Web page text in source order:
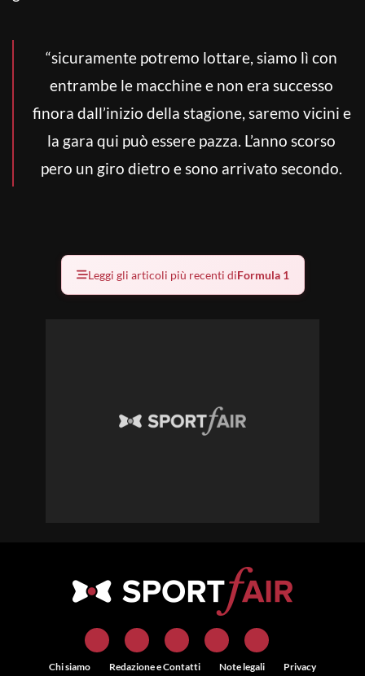
“sicuramente potremo lottare, siamo lì con
entrambe le macchine e non era successo
finora dall’inizio della stagione, saremo vicini e
la gara qui può essere pazza. L’anno scorso
pero un giro dietro e sono arrivato secondo.
Leggi gli articoli più recenti diFormula 1
Chi siamo Redazione e Contatti Note legali Privacy